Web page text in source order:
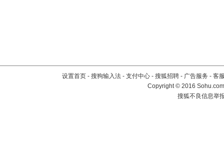
设置首页 - 搜狗输入法 - 支付中心 - 搜狐招聘 - 广告服务 - 客
Copyright©2016
搜狐不良信息举